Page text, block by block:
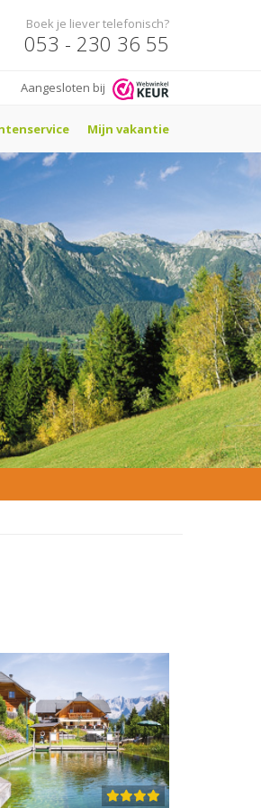
Boek je liever telefonisch?
053 - 230 36 55
Aangesloten bij
Mijn vakantie